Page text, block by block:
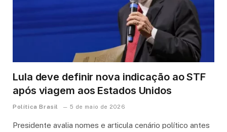
Lula deve definir nova indicação ao STF
após viagem aos Estados Unidos
Política Brasil 5 de maio de 2026
Presidente avalia nomes e articula cenário político antes